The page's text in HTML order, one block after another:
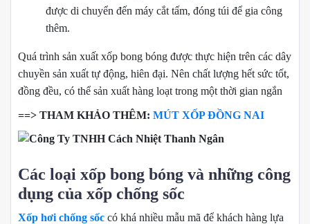
được di chuyển đến máy cắt tấm, đóng túi để gia công
thêm.
Quá trình sản xuất xốp bong bóng được thực hiện trên các dây
chuyền sản xuất tự động, hiên đại. Nên chất lượng hết sức tốt,
đồng đều, có thể sản xuất hàng loạt trong một thời gian ngắn
==> THAM KHẢO THÊM: MÚT XỐP ĐỒNG NAI
Các loại xốp bong bóng và những công
dụng của xốp chống sốc
Xốp hơi chống sốc có khá nhiều mẫu mã để khách hàng lựa